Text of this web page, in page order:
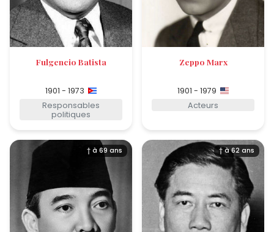
Fulgencio Batista
1901 - 1973
Responsables
politiques
Zeppo Marx
1901 - 1979
Acteurs
† à 69 ans † à 62 ans